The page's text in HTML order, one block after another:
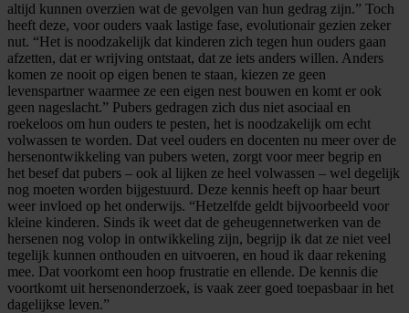
altijd kunnen overzien wat de gevolgen van hun gedrag zijn.” Toch
heeft deze, voor ouders vaak lastige fase, evolutionair gezien zeker
nut. “Het is noodzakelijk dat kinderen zich tegen hun ouders gaan
afzetten, dat er wrijving ontstaat, dat ze iets anders willen. Anders
komen ze nooit op eigen benen te staan, kiezen ze geen
levenspartner waarmee ze een eigen nest bouwen en komt er ook
geen nageslacht.” Pubers gedragen zich dus niet asociaal en
roekeloos om hun ouders te pesten, het is noodzakelijk om echt
volwassen te worden. Dat veel ouders en docenten nu meer over de
hersenontwikkeling van pubers weten, zorgt voor meer begrip en
het besef dat pubers – ook al lijken ze heel volwassen – wel degelijk
nog moeten worden bijgestuurd. Deze kennis heeft op haar beurt
weer invloed op het onderwijs. “Hetzelfde geldt bijvoorbeeld voor
kleine kinderen. Sinds ik weet dat de geheugennetwerken van de
hersenen nog volop in ontwikkeling zijn, begrijp ik dat ze niet veel
tegelijk kunnen onthouden en uitvoeren, en houd ik daar rekening
mee. Dat voorkomt een hoop frustratie en ellende. De kennis die
voortkomt uit hersenonderzoek, is vaak zeer goed toepasbaar in het
dagelijkse leven.”